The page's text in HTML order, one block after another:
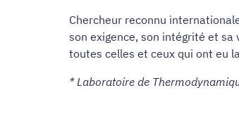
Chercheur reconnu
son exigence, son intégrité et sa
toutes celles et ceux qui ont eu
* Laboratoire de